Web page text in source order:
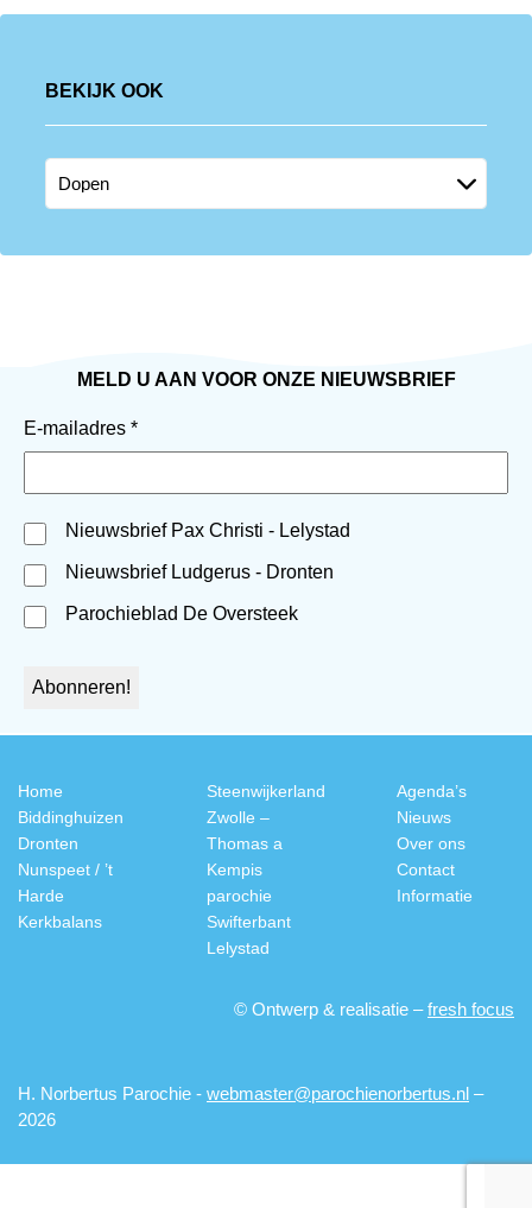
BEKIJK OOK
MELD U AAN VOOR ONZE NIEUWSBRIEF
E-mailadres *
Nieuwsbrief Pax Christi - Lelystad
Nieuwsbrief Ludgerus - Dronten
Parochieblad De Oversteek
Home
Biddinghuizen
Dronten
Nunspeet / ’t
Harde
Kerkbalans
Steenwijkerland
Zwolle –
Thomas a
Kempis
parochie
Swifterbant
Lelystad
Agenda’s
Nieuws
Over ons
Contact
Informatie
© Ontwerp & realisatie –fresh focus
H. Norbertus Parochie - webmaster@parochienorbertus.nl –
2026